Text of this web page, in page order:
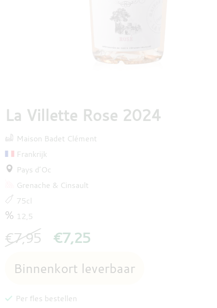
La Villette Rose 2024
Maison Badet Clément
Frankrijk
Pays d’Oc
Grenache
Cinsault
75cl
12,5
€7,95 €7,25
Per fles bestellen